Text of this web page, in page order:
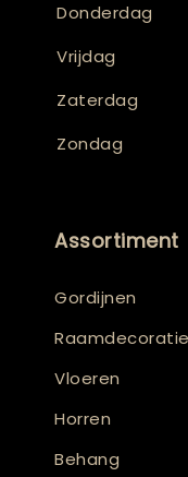
Donderdag
Vrijdag
Zaterdag
Zondag
Assortiment
Gordijnen
Raamdecoratie
Vloeren
Horren
Behang